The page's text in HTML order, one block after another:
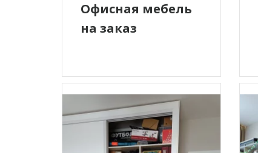
Офисная мебель
на заказ